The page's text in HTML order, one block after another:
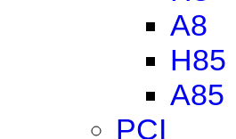
A8
H85
A85
PCI